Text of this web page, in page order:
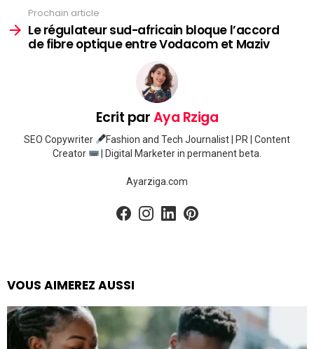
Prochain article
Le régulateur sud-africain bloque l’accord
de fibre optique entre Vodacom et Maziv
Ecrit parAya Rziga
SEO Copywriter
Fashion and Tech Journalist | PR | Content
Creator
| Digital Marketer in permanent beta.
Ayarziga.com
facebookinstagram
linkedin
VOUS AIMEREZ AUSSI